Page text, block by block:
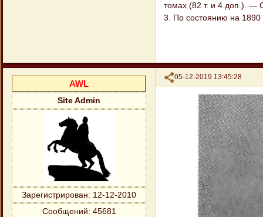
томах (82 т. и 4 доп.).
3. По состоянию на 1890
Поделиться
05-12-2019 13:45:28
AWL
Site Admin
Зарегистрирован: 12-12-2010
Сообщений: 45681